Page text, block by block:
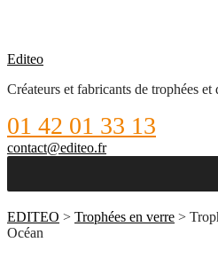
Editeo
Créateurs et fabricants de trophées et
01 42 01 33 13
contact@editeo.fr
EDITEO > Trophées en verre >
Océan